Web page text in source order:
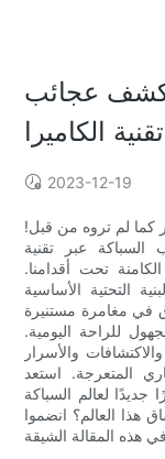
كشف عجائب
الكاميرا
2023-12-19
كما لم تروه من قبل!
عبر تقنية
تحت أقدامنا.
التحتية الأساسية
في مغامرة مستنيرة
للراحة اليومية.
والأسرار
المتعرجة. استعد
لعالم السباكة
هذا العالم؟ انضموا